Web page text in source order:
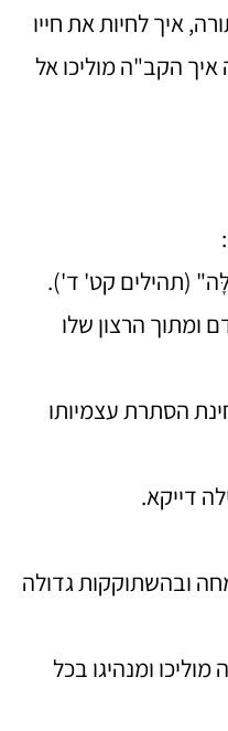
איך לחיות את חייו
הקב"ה מוליכו אל
(תהילים קט' ד').
ומתוך הרצון שלו
הסתרת עצמיותו
דייקא.
ובהשתוקקות גדולה
ומנהיגו בכל